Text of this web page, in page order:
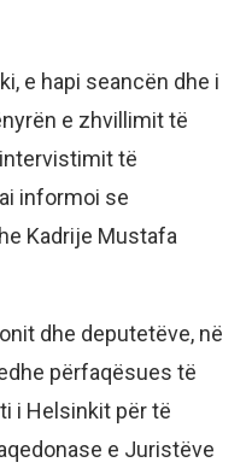
e hapi seancën dhe i
e zhvillimit të
të
informoi se
Kadrije Mustafa
dhe deputetëve, në
përfaqësues të
i Helsinkit për të
e Juristëve